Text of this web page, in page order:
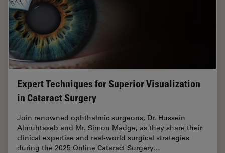
Expert Techniques for Superior Visualization
in Cataract Surgery
Join renowned ophthalmic surgeons, Dr. Hussein
Almuhtaseb and Mr. Simon Madge, as they share their
clinical expertise and real-world surgical strategies
during the 2025 Online Cataract Surgery…